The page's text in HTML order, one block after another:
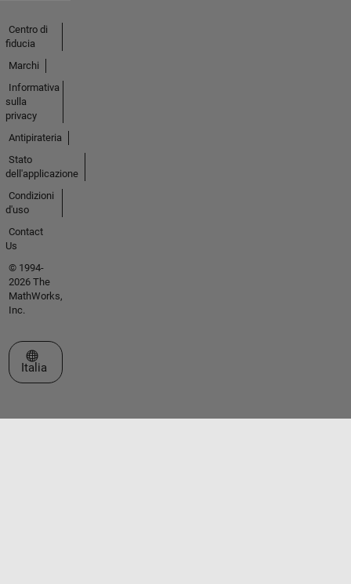
Centro di
fiducia
Marchi
Informativa
sulla
privacy
Antipirateria
Stato
dell'applicazione
Condizioni
d'uso
Contact
Us
© 1994-
2026 The
MathWorks,
Inc.
Seleziona un sito web
Italia